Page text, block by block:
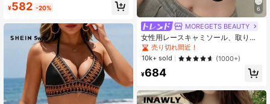
¥582 -20% 6
MOREGETS BEAUTY
女性用レースキャミソール、取り外
し可能なパッド付き、かわいい&セク
シーな無地インナー、新学期、冬、
クリスマス、春節、カジュアルブラ
ックサマーに適しています、シック&
エレガント
売り切れ間近！
10k+ sold
(1000+)
¥684